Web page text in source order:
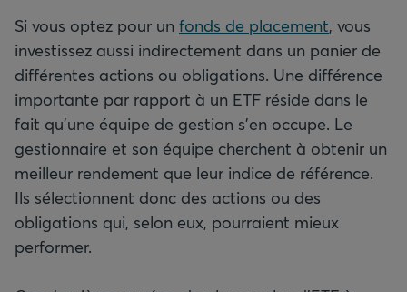
Si vous optez pour un fonds de placement, vous
investissez aussi indirectement dans un panier de
différentes actions ou obligations. Une différence
importante par rapport à un ETF réside dans le
fait qu’une équipe de gestion s’en occupe. Le
gestionnaire et son équipe cherchent à obtenir un
meilleur rendement que leur indice de référence.
Ils sélectionnent donc des actions ou des
obligations qui, selon eux, pourraient mieux
performer.